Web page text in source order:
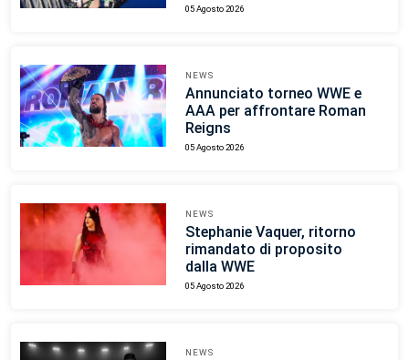
05 Agosto 2026
NEWS
Annunciato torneo WWE e
AAA per affrontare Roman
Reigns
05 Agosto 2026
NEWS
Stephanie Vaquer, ritorno
rimandato di proposito
dalla WWE
05 Agosto 2026
NEWS